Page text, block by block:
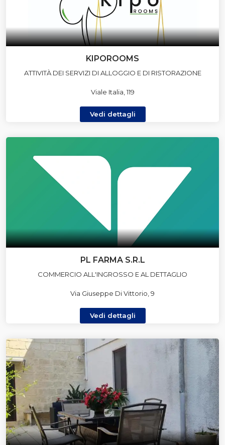
KIPOROOMS
ATTIVITÀ DEI SERVIZI DI ALLOGGIO E DI RISTORAZIONE
Viale Italia, 119
Vedi dettagli
PL FARMA S.R.L
COMMERCIO ALL'INGROSSO E AL DETTAGLIO
Via Giuseppe Di Vittorio, 9
Vedi dettagli